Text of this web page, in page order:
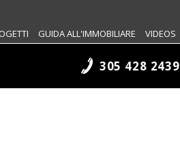
GUIDA ALL'IMMOBILIARE VIDEOS
305 428 2439